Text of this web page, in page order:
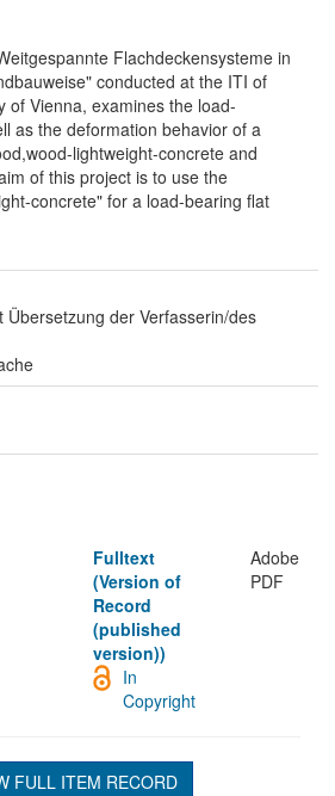
Flachdeckensysteme in
conducted at the ITI of
of Vienna, examines the load-
as the deformation behavior of a
lightweight-concrete and
of this project is to use the
concrete" for a load-bearing flat
Übersetzung der Verfasserin/des
Fulltext
(Version of
Record
(published
version))
Adobe
PDF
In
Copyright
FULL ITEM RECORD